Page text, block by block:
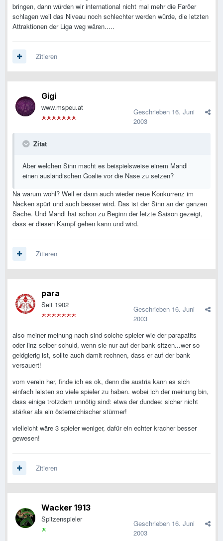
bringen, dann würden wir international nicht mal mehr die Faröer
schlagen weil das Niveau noch schlechter werden würde, die letzten
Attraktionen der Liga weg wären.....
Zitieren
Gigi
www.mspeu.at Geschrieben 16. Juni
2003
Zitat
Aber welchen Sinn macht es beispielsweise einem Mandl
einen ausländischen Goalie vor die Nase zu setzen?
Na warum wohl? Weil er dann auch wieder neue Konkurrenz im
Nacken spürt und auch besser wird. Das ist der Sinn an der ganzen
Sache. Und Mandl hat schon zu Beginn der letzte Saison gezeigt,
dass er diesen Kampf gehen kann und wird.
Zitieren
para
Seit 1902 Geschrieben 16. Juni
2003
also meiner meinung nach sind solche spieler wie der parapatits
oder linz selber schuld, wenn sie nur auf der bank sitzen...wer so
geldgierig ist, sollte auch damit rechnen, dass er auf der bank
versauert!
vom verein her, finde ich es ok, denn die austria kann es sich
einfach leisten so viele spieler zu haben. wobei ich der meinung bin,
dass einige trotzdem unnötig sind: etwa der dundee: sicher nicht
stärker als ein österreichischer stürmer!
vielleicht wäre 3 spieler weniger, dafür ein echter kracher besser
gewesen!
Zitieren
Wacker 1913
Spitzenspieler Geschrieben 16. Juni
2003